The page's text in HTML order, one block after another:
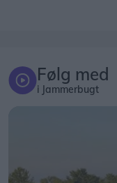
Følg med
i Jammerbugt